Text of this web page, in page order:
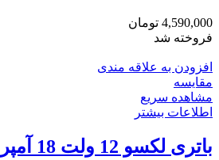
4,590,000 تومان
فروخته شد
افزودن به علاقه مندی
مقایسه
مشاهده سریع
اطلاعات بیشتر
باتری لکسو 12 ولت 18 آمپر ساعت LECXO